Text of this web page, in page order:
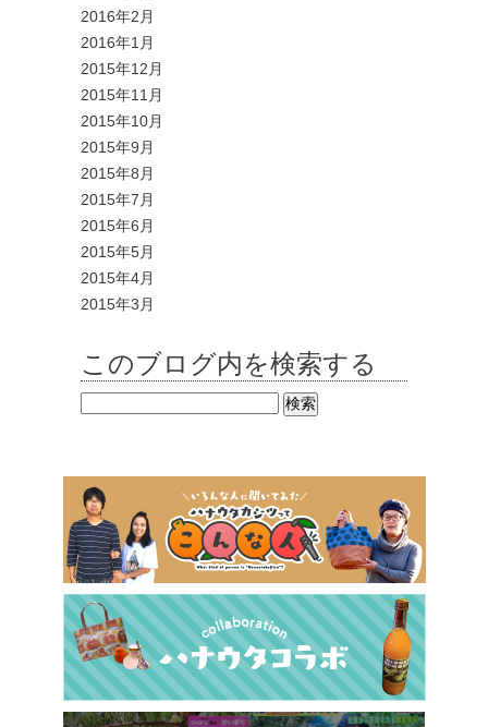
2016年2月
2016年1月
2015年12月
2015年11月
2015年10月
2015年9月
2015年8月
2015年7月
2015年6月
2015年5月
2015年4月
2015年3月
このブログ内を検索する